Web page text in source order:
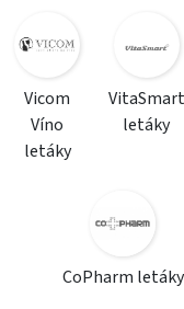
Vicom
Víno
letáky
VitaSmart
letáky
CoPharm letáky